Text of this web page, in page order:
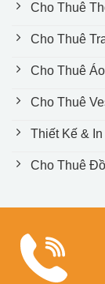
Cho Thuê
Cho Thuê
Cho Thuê
Cho Thuê
Thiết Kế &
Cho Thuê